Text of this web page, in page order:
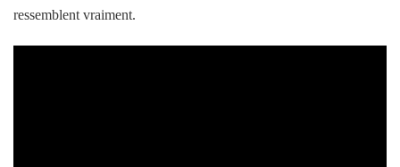
ressemblent vraiment.